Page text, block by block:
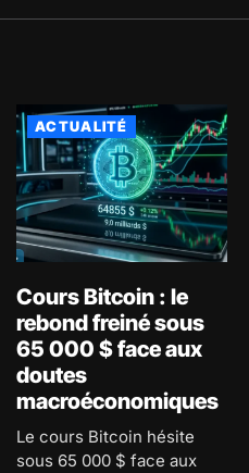
ACTUALITÉ
Cours Bitcoin : le
rebond freiné sous
65 000 $ face aux
doutes
macroéconomiques
Le cours Bitcoin hésite
sous 65 000 $ face aux